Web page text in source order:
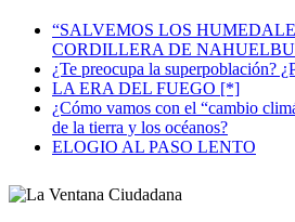
“SALVEMOS LOS
CORDILLERA DE
¿Te preocupa la superpoblación?
LA ERA DEL FUEGO [*]
¿Cómo vamos con el “cambio
de la tierra y los océanos?
ELOGIO AL PASO LENTO